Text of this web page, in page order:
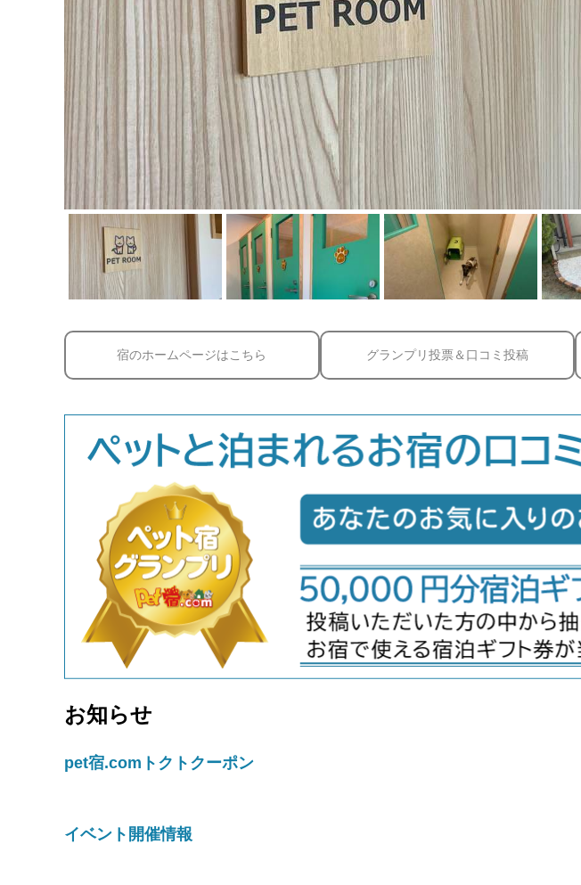
宿のホームページはこちら グランプリ投票＆口コミ投稿
お知らせ
pet宿.comトクトクーポン
イベント開催情報